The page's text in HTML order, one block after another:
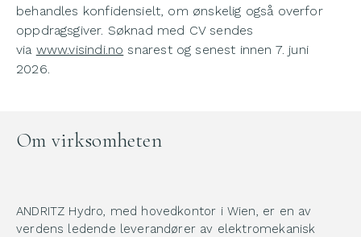
behandles konfidensielt, om ønskelig også overfor
oppdragsgiver. Søknad med CV sendes
via www.visindi.no snarest og senest innen 7. juni
2026.
Om virksomheten
ANDRITZ Hydro, med hovedkontor i Wien, er en av
verdens ledende leverandører av elektromekanisk